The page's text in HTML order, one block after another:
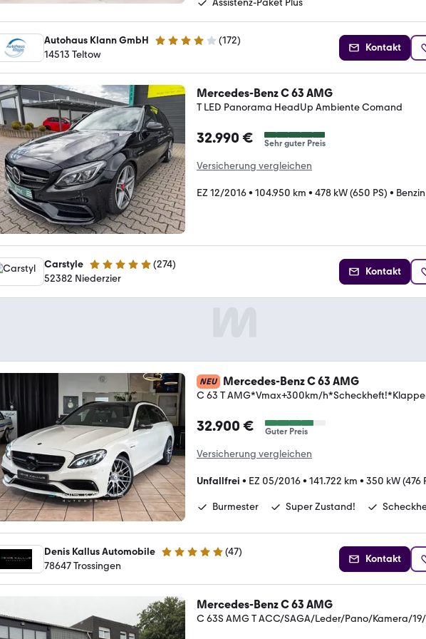
Assistenz-Paket Plus
Autohaus Klann GmbH 4 Sterne (172)
14513 Teltow
Kontakt
Mercedes-Benz C 63 AMG
T LED Panorama HeadUp Ambiente Comand
32.990 € Sehr guter Preis
Versicherung vergleichen
EZ 12/2016• 104.950 km • 478 kW (650 PS) • Benzin
Carstyle 4.8 Sterne (274)
52382 Niederzier
Kontakt
NEU Mercedes-Benz C 63 AMG
C 63 T AMG*Vmax+300km/
32.900 € Guter Preis
Versicherung vergleichen
Unfallfrei • EZ 05/2016• 141.722 km • 350 kW (476
Burmester Super Zustand!
Denis Kallus Automobile 5 Sterne (47)
78647 Trossingen
Kontakt
Mercedes-Benz C 63 AMG
C 63S AMG T ACC/SAGA/Leder/Pano/Kamera/